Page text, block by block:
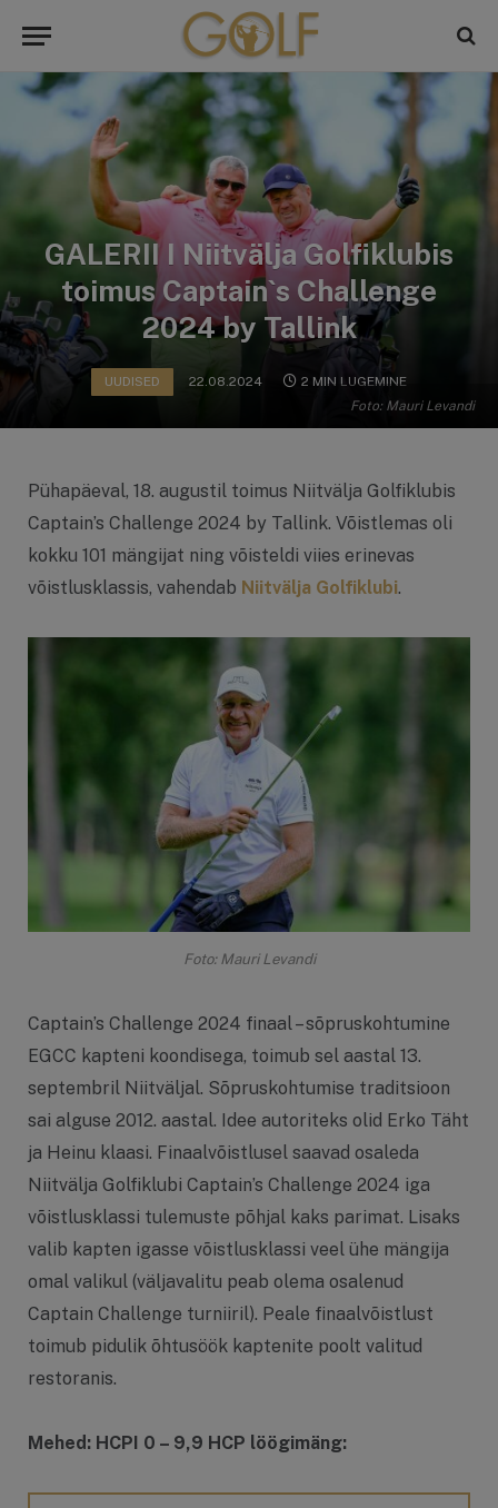
Foto: Mauri Levandi
GALERII I Niitvälja Golfiklubis
toimus Captain`s Challenge
2024 by Tallink
UUDISED 22.08.2024 2 MIN LUGEMINE
Pühapäeval, 18. augustil toimus Niitvälja Golfiklubis
Captain’s Challenge 2024 by Tallink. Võistlemas oli
kokku 101 mängijat ning võisteldi viies erinevas
võistlusklassis, vahendab Niitvälja Golfiklubi.
Foto: Mauri Levandi
Captain’s Challenge 2024 finaal – sõpruskohtumine
EGCC kapteni koondisega, toimub sel aastal 13.
septembril Niitväljal. Sõpruskohtumise traditsioon
sai alguse 2012. aastal. Idee autoriteks olid Erko Täht
ja Heinu klaasi. Finaalvõistlusel saavad osaleda
Niitvälja Golfiklubi Captain’s Challenge 2024 iga
võistlusklassi tulemuste põhjal kaks parimat. Lisaks
valib kapten igasse võistlusklassi veel ühe mängija
omal valikul (väljavalitu peab olema osalenud
Captain Challenge turniiril). Peale finaalvõistlust
toimub pidulik õhtusöök kaptenite poolt valitud
restoranis.
Mehed: HCPI 0 – 9,9 HCP löögimäng: